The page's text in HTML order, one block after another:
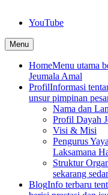
YouTube
Menu
HomeMenu utama
Jeumala Amal
ProfilInformasi
unsur pimpinan
Nama dan
Profil Dayah
Visi & Misi
Pengurus
Laksamana
Struktur
sekarang
BlogInfo terbaru